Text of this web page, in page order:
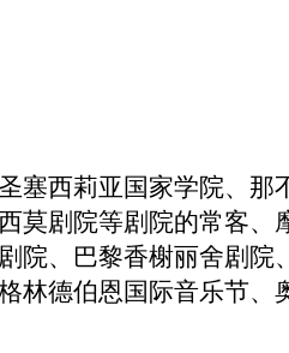
塞西莉亚国家学院、那
莫剧院等剧院的常客、
院、巴黎香榭丽舍剧院、
林德伯恩国际音乐节、